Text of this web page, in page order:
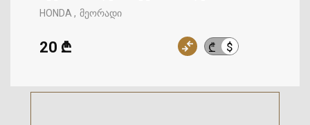
HONDA მეორადი
₾ $
20 ₾